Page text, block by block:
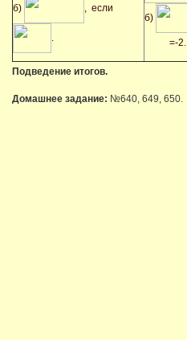
б) , если
б)
=-2.
Подведение итогов.
Домашнее задание: №640, 649, 650.